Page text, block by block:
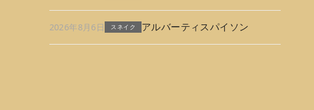
2026年8月6日 スネイク アルバーティスパイソン